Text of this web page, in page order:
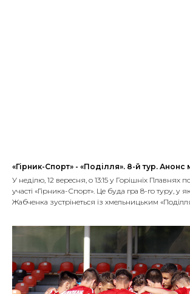
«Гірник-Спорт» - «Поділля». 8-й тур. Анонс
У неділю, 12 вересня, о 13:15 у Горішніх Плавнях
участі «Гірника-Спорт». Це буда гра 8-го туру, у
Жабченка зустрінеться із хмельницьким